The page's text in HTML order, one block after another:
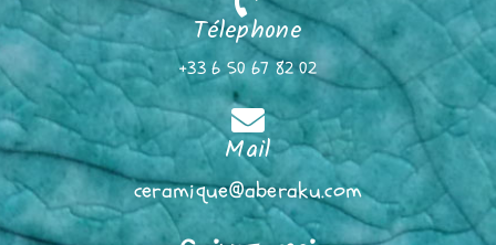
Télephone
+33 6 50 67 82 02
Mail
ceramique@aberaku.com